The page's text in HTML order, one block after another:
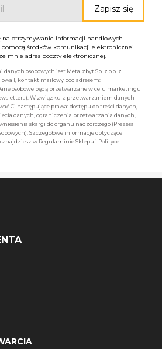
na otrzymywanie informacji handlowych
pomocą środków komunikacji elektronicznej
mnie adres poczty elektronicznej.
osobowych jest Metalzbyt Sp. z o.o. z
1, kontakt mailowy pod adresem:
osobowe będą przetwarzane w celu marketingu
W związku z przetwarzaniem danych
Ci następujące prawa: dostępu do treści danych,
danych, ograniczenia przetwarzania danych,
skargi do organu nadzorczego (Prezesa
Szczegółowe informacje dotyczące
w Regulaminie Sklepu i Polityce